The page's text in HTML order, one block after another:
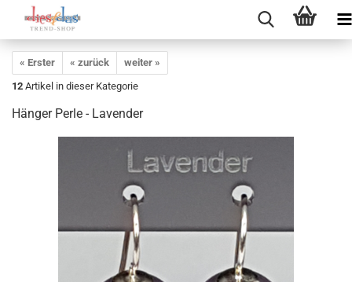
« Erster « zurück
weiter »
12 Artikel in dieser Kategorie
Hänger Perle - Lavender